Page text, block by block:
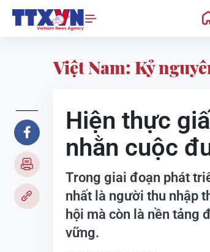
Việt Nam: Kỷ
Hiện thực
nhằn cuộc
Trong giai đoạn phát
nhất là người thu nhập
hội mà còn là nền tảng
vững.